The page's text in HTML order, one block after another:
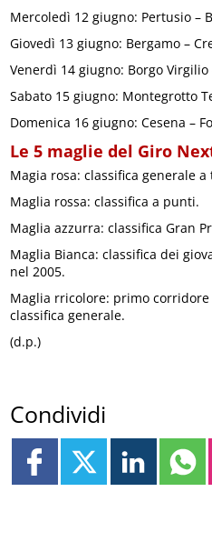
Mercoledì 12 giugno: Pertusio –
Giovedì 13 giugno: Bergamo –
Venerdì 14 giugno: Borgo Virgilio
Sabato 15 giugno: Montegrotto
Domenica 16 giugno: Cesena –
Le 5 maglie del Giro
Magia rosa: classifica generale a
Maglia rossa: classifica a punti.
Maglia azzurra: classifica Gran
Maglia Bianca: classifica dei
nel 2005.
Maglia rricolore: primo
classifica generale.
(d.p.)
Condividi